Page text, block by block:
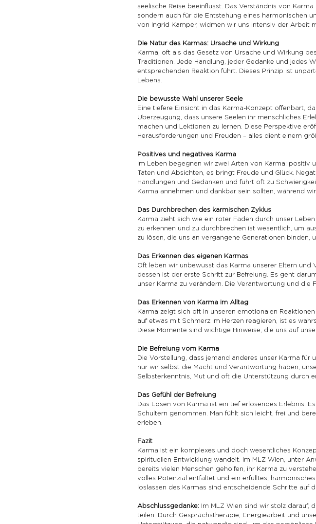
seelische Reise beeinflusst. Das Verständnis von
sondern auch für die Entstehung eines harmonischen
von Ingrid Kamper, widmen wir uns intensiv der Arbeit
Die Natur des Karmas: Ursache und Wirkung
Karma, oft als das Gesetz von Ursache und Wirkung
Traditionen. Jede Handlung, jeder Gedanke und jedes
entsprechenden Reaktion führt. Dieses Prinzip ist
Lebens.
Die bewusste Wahl unserer Seele
Eine tiefere Einsicht in das Karma-Konzept offenbart,
Überzeugung, dass unsere Seelen ihr menschliches
machen und Lektionen zu lernen. Diese Perspektive
Herausforderungen und Freuden – alles dient einem
Positives und negatives Karma
Im Leben begegnen wir zwei Arten von Karma: positiv
Taten und Absichten, es bringt Freude und Glück.
Handlungen und Gedanken und führt oft zu
Karma annehmen und dankbar sein sollten, während
Das Durchbrechen des karmischen Zyklus
Karma zieht sich wie ein roter Faden durch unser
zu erkennen und zu durchbrechen ist wesentlich, um
zu lösen, die uns an vergangene Generationen binden,
Das Erkennen des eigenen Karmas
Oft leben wir unbewusst das Karma unserer Eltern und
dessen ist der erste Schritt zur Befreiung. Es geht
unser Karma zu verändern. Die Verantwortung und die
Das Erkennen von Karma im Alltag
Karma zeigt sich oft in unseren emotionalen
auf etwas mit Schmerz im Herzen reagieren, ist es
Diese Momente sind wichtige Hinweise, die uns auf
Die Befreiung vom Karma
Die Vorstellung, dass jemand anderes unser Karma für
nur wir selbst die Macht und Verantwortung haben,
Selbsterkenntnis, Mut und oft die Unterstützung durch
Das Gefühl der Befreiung
Das Lösen von Karma ist ein tief erlösendes Erlebnis.
Schultern genommen. Man fühlt sich leicht, frei und
erleben.
Fazit
Karma ist ein komplexes und doch wesentliches
spirituellen Entwicklung wandelt. Im MLZ Wien, unter
bereits vielen Menschen geholfen, ihr Karma zu
volles Potenzial entfaltet und ein erfülltes,
loslassen des Karmas sind entscheidende Schritte auf
Abschlussgedanke: Im MLZ Wien sind wir stolz darauf,
teilen. Durch Gesprächstherapie, Energiearbeit und